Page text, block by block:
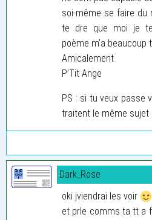
soi-même se faire du
te dre que moi je
poème m’a beaucoup
Amicalement
P’Tit Ange
PS : si tu veux passe
traitent le même sujet
Dark_Rose
oki jviendrai les voir
et prle comms ta tt a